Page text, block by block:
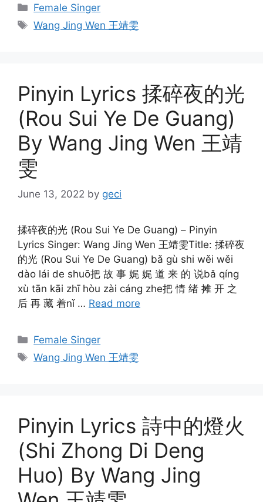
Categories
Female Singer
Tags
Wang Jing Wen 王靖雯
Pinyin Lyrics 揉碎夜的光
(Rou Sui Ye De Guang)
By Wang Jing Wen 王靖
雯
June 13, 2022 by geci
揉碎夜的光 (Rou Sui Ye De Guang) – Pinyin
Lyrics Singer: Wang Jing Wen 王靖雯Title: 揉碎夜
的光 (Rou Sui Ye De Guang) bǎ gù shi wěi wěi
dào lái de shuō把 故 事 娓 娓 道 来 的 说bǎ qíng
xù tān kāi zhī hòu zài cáng zhe把 情 绪 摊 开 之
后 再 藏 着nǐ … Read more
Categories
Female Singer
Tags
Wang Jing Wen 王靖雯
Pinyin Lyrics 詩中的燈火
(Shi Zhong Di Deng
Huo) By Wang Jing